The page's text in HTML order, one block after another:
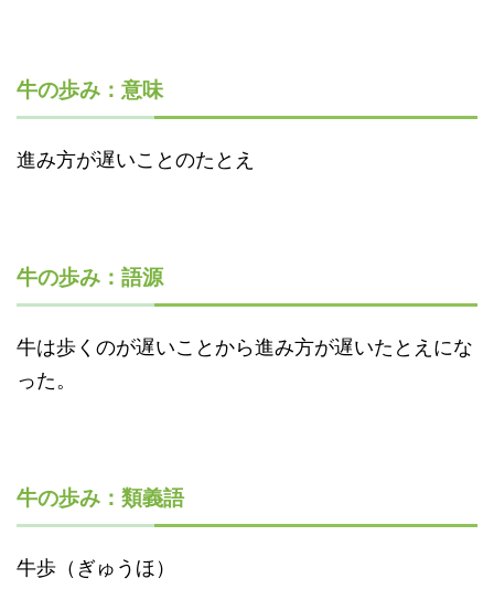
牛の歩み：意味
進み方が遅いことのたとえ
牛の歩み：語源
牛は歩くのが遅いことから進み方が遅いたとえにな
った。
牛の歩み：類義語
牛歩（ぎゅうほ）